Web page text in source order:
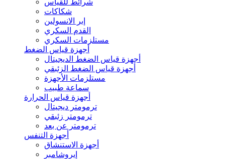
شرائط للقياس
شكاكات
إبر الانسولين
القدم السكري
مستلزمات السكري
أجهزة قياس الضغط
أجهزة قياس الضغط الديجيتال
أجهزة قياس الضغط الزئبقي
مستلزمات الأجهزة
سماعة طبيب
أجهزة قياس الحرارة
ترمومتر ديجيتال
ترمومتر زئبقي
ترمومتر عن بعد
أجهزة التنفس
أجهزة الاستنشاق
إيروشامبر